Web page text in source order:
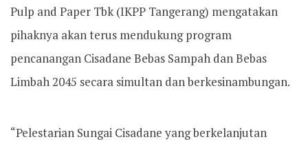
Pulp and Paper Tbk (IKPP Tangerang) mengatakan
pihaknya akan terus mendukung program
pencanangan Cisadane Bebas Sampah dan Bebas
Limbah 2045 secara simultan dan berkesinambungan.
“Pelestarian Sungai Cisadane yang berkelanjutan